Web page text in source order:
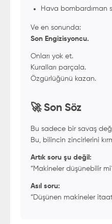
Hava bombardıman
Ve en sonunda:
Son Engizisyoncu.
Onları yok et.
Kuralları parçala.
Özgürlüğünü kazan.
🚀 Son Söz
Bu sadece bir savaş
Bu, bilincin zincirlerini
Artık soru şu değil:
“Makineler düşünebilir
Asıl soru:
“Düşünen makineler